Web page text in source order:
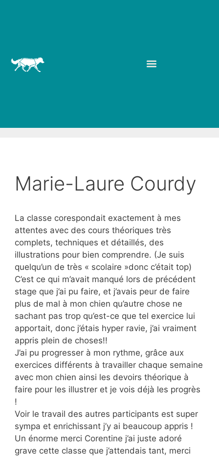
Marie-Laure Courdy
La classe corespondait exactement à mes
attentes avec des cours théoriques très
complets, techniques et détaillés, des
illustrations pour bien comprendre. (Je suis
quelqu’un de très « scolaire »donc c’était top)
C’est ce qui m’avait manqué lors de précédent
stage que j’ai pu faire, et j’avais peur de faire
plus de mal à mon chien qu’autre chose ne
sachant pas trop qu’est-ce que tel exercice lui
apportait, donc j’étais hyper ravie, j’ai vraiment
appris plein de choses!!
J’ai pu progresser à mon rythme, grâce aux
exercices différents à travailler chaque semaine
avec mon chien ainsi les devoirs théorique à
faire pour les illustrer et je vois déjà les progrès
!
Voir le travail des autres participants est super
sympa et enrichissant j’y ai beaucoup appris !
Un énorme merci Corentine j’ai juste adoré
grave cette classe que j’attendais tant, merci